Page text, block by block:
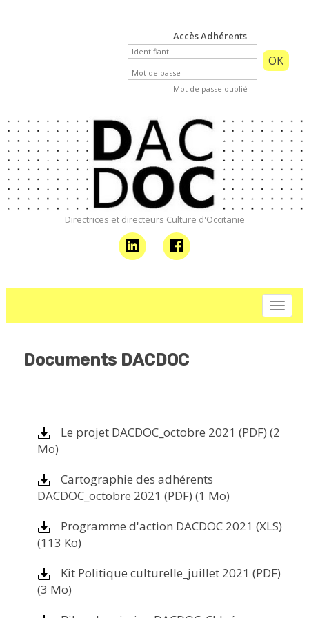
Accès Adhérents
Mot de passe oublié
Directrices et directeurs Culture d'Occitanie
Documents DACDOC
Le projet DACDOC_octobre 2021 (PDF) (2
Mo)
Cartographie des adhérents
DACDOC_octobre 2021 (PDF) (1 Mo)
Programme d'action DACDOC 2021 (XLS)
(113 Ko)
Kit Politique culturelle_juillet 2021 (PDF)
(3 Mo)